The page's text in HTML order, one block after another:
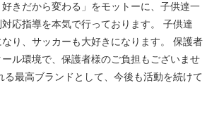
きだから変わる」をモットーに、子供達一
応指導を本気で行っております。 子供達
り、サッカーも大好きになります。 保護者
ル環境で、保護者様のご負担もございませ
る最高ブランドとして、今後も活動を続けて